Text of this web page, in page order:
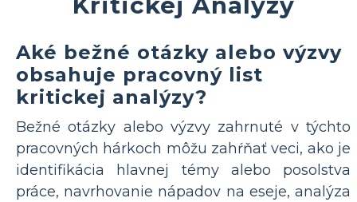
Aké bežné otázky alebo výzvy
obsahuje pracovný list
kritickej analýzy?
Bežné otázky alebo výzvy zahrnuté v týchto
pracovných hárkoch môžu zahŕňať veci, ako je
identifikácia hlavnej témy alebo posolstva
práce, navrhovanie nápadov na eseje, analýza